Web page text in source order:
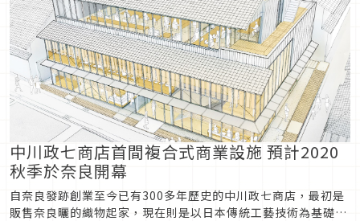
中川政七商店首間複合式商業設施 預計2020
秋季於奈良開幕
自奈良發跡創業至今已有300多年歷史的中川政七商店，最初是
販售奈良曬的織物起家，現在則是以日本傳統工藝技術為基礎，